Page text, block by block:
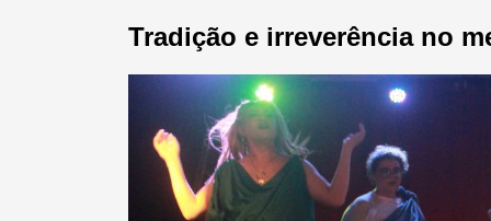
Tradição e irreverência no